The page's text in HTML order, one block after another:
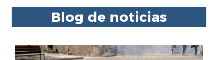
Blog de noticias